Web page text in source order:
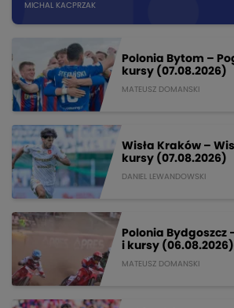
MICHAL KACPRZAK
Polonia Bytom –
kursy (07.08.2026)
MATEUSZ DOMANSKI
Wisła Kraków –
kursy (07.08.2026)
DANIEL LEWANDOWSKI
Polonia Bydgoszcz
i kursy (06.08.2026)
MATEUSZ DOMANSKI